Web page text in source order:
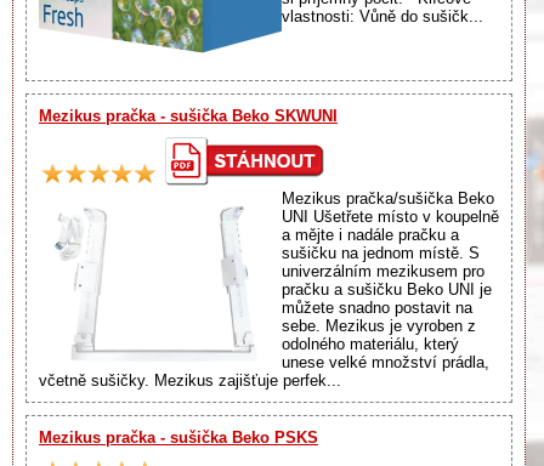
vlastnosti: Vůně do sušičk...
Mezikus pračka - sušička Beko SKWUNI
Mezikus pračka/sušička Beko
UNI Ušetřete místo v koupelně
a mějte i nadále pračku a
sušičku na jednom místě. S
univerzálním mezikusem pro
pračku a sušičku Beko UNI je
můžete snadno postavit na
sebe. Mezikus je vyroben z
odolného materiálu, který
unese velké množství prádla,
včetně sušičky. Mezikus zajišťuje perfek...
Mezikus pračka - sušička Beko PSKS